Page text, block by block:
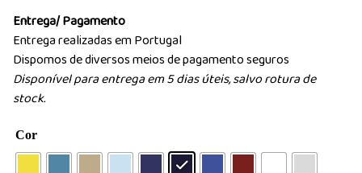
Entrega/ Pagamento
Entrega realizadas em Portugal
Dispomos de diversos meios de pagamento seguros
Disponível para entrega em 5 dias úteis, salvo rotura de
stock.
Cor